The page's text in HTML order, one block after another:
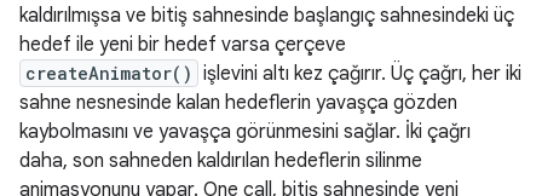
kaldırılmışsa ve bitiş sahnesinde başlangıç sahnesindeki üç
hedef ile yeni bir hedef varsa çerçeve
createAnimator() işlevini altı kez çağırır. Üç çağrı, her iki
sahne nesnesinde kalan hedeflerin yavaşça gözden
kaybolmasını ve yavaşça görünmesini sağlar. İki çağrı
daha, son sahneden kaldırılan hedeflerin silinme
animasyonunu yapar. One call, bitiş sahnesinde yeni